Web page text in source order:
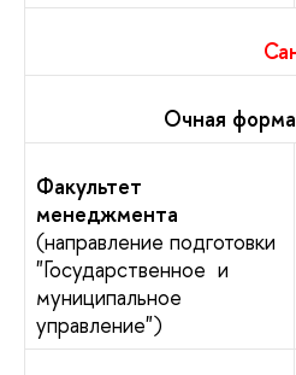
Очная
Факультет
менеджмента
(направление подготовки
"Государственное и
муниципальное
управление")